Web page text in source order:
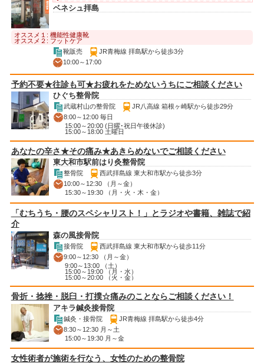
ベネシュ拝島
オススメ１: 機能性健康靴
オススメ２: フットケア
靴販売
JR青梅線 拝島駅から徒歩3分
10:00～17:00
予約不要★往診も可★お疲れをためないうちにご相談ください
ひぐち整骨院
武蔵村山の整骨院
JR八高線 箱根ヶ崎駅から徒歩29分
8:00～12:00 毎日
15:00～20:00 (日曜･祝日午後休診)
15:00～18:00 土曜日
あなたの辛さ★その痛み★あきらめないでご相談ください
東大和市駅前はり灸整骨院
整骨院
西武拝島線 東大和市駅から徒歩3分
10:00～12:30 （月～金）
15:30～19:30 （月・火・木・金）
「むちうち・腰のスペシャリスト！」とラジオや書籍、雑誌で紹
介
森の風接骨院
接骨院
西武拝島線 東大和市駅から徒歩11分
9:00～12:30 （月～金）
9:00～13:00 （土）
15:00～19:00 （月・水）
15:00～20:00 （火・金）
骨折・捻挫・脱臼・打撲☆痛みのことならご相談ください！
アキラ鍼灸接骨院
鍼灸・接骨院
JR青梅線 拝島駅から徒歩4分
8:30～12:30 月～土
15:00～19:30 月～金
女性術者が施術を行なう、女性のための整骨院